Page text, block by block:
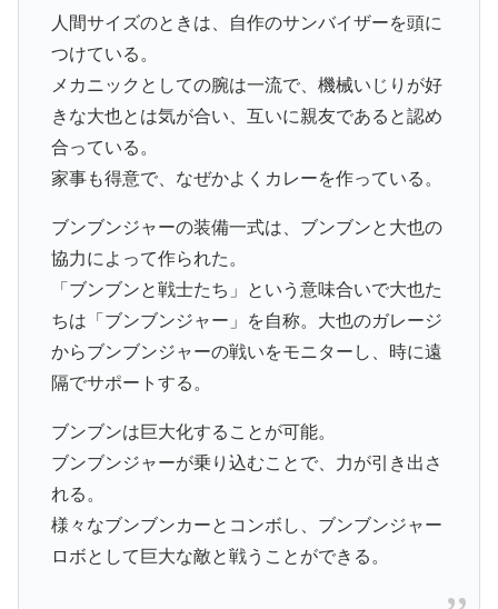
人間サイズのときは、自作のサンバイザーを頭に
つけている。
メカニックとしての腕は一流で、機械いじりが好
きな大也とは気が合い、互いに親友であると認め
合っている。
家事も得意で、なぜかよくカレーを作っている。
ブンブンジャーの装備一式は、ブンブンと大也の
協力によって作られた。
「ブンブンと戦士たち」という意味合いで大也た
ちは「ブンブンジャー」を自称。大也のガレージ
からブンブンジャーの戦いをモニターし、時に遠
隔でサポートする。
ブンブンは巨大化することが可能。
ブンブンジャーが乗り込むことで、力が引き出さ
れる。
様々なブンブンカーとコンボし、ブンブンジャー
ロボとして巨大な敵と戦うことができる。